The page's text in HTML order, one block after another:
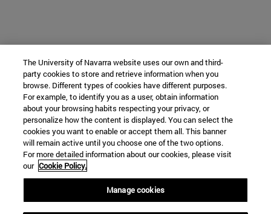
The University of Navarra website uses our own and third-
party cookies to store and retrieve information when you
browse. Different types of cookies have different purposes.
For example, to identify you as a user, obtain information
about your browsing habits respecting your privacy, or
personalize how the content is displayed. You can select the
cookies you want to enable or accept them all. This banner
will remain active until you choose one of the two options.
For more detailed information about our cookies, please visit
our Cookie Policy.
Manage cookies